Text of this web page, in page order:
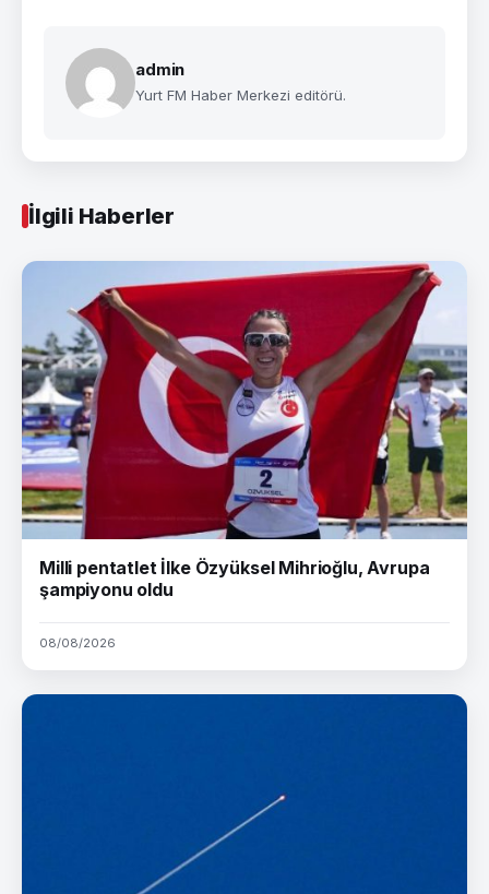
admin
Yurt FM Haber Merkezi editörü.
İlgili Haberler
Milli pentatlet İlke Özyüksel Mihrioğlu, Avrupa
şampiyonu oldu
08/08/2026